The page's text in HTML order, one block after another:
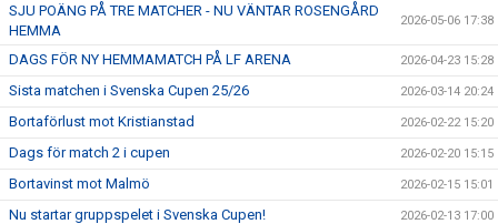
SJU POÄNG PÅ TRE MATCHER - NU VÄNTAR ROSENGÅRD
HEMMA
2026-05-06 17:38
DAGS FÖR NY HEMMAMATCH PÅ LF ARENA 2026-04-23 15:28
Sista matchen i Svenska Cupen 25/26 2026-03-14 20:24
Bortaförlust mot Kristianstad 2026-02-22 15:20
Dags för match 2 i cupen 2026-02-20 15:15
Bortavinst mot Malmö 2026-02-15 15:01
Nu startar gruppspelet i Svenska Cupen! 2026-02-13 17:00